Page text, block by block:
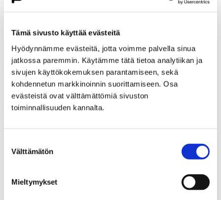
Tämä sivusto käyttää evästeitä
Hyödynnämme evästeitä, jotta voimme palvella sinua
jatkossa paremmin. Käytämme tätä tietoa analytiikan ja
sivujen käyttökokemuksen parantamiseen, sekä
kohdennetun markkinoinnin suorittamiseen. Osa
evästeistä ovat välttämättömiä sivuston
toiminnallisuuden kannalta.
valinta
Välttämätön
Mieltymykset
Etusivu Kasvatus ja koulutus
Lukio
Päättyneet hankkeet
Priima
Priima-päivä 25.8. Porissa
Priima-päivä 25.8. Porissa
Kaupunkikehitys
Liikenneverkkosuunnittelu